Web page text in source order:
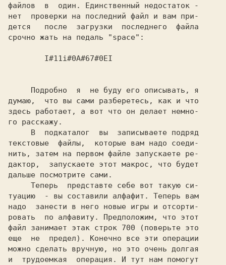
файлов  в  один. Единственный недостаток -
нет  проверки на последний файл и вам при-
дется   после  загрузки  последнего  файла
срочно жать на педаль "space":
I#11i#0A#67#0EI
думаю,  что вы сами разберетесь, как и что
здесь работает, а вот что он делает немно-
го расскажу.
текстовые  файлы,  которые вам надо соеди-
нить, затем на первом файле запускаете ре-
дактор,  запускаете этот макрос, что будет
дальше посмотрите сами.
туацию  - вы составили алфафит. Теперь вам
надо  занести в него новые игры и отсорти-
ровать  по алфавиту. Предположим, что этот
файл занимает этак строк 700 (поверьте это
еще  не  предел). Конечно все эти операции
можно сделать вручную, но это очень долгая
и  трудоемкая  операция. И тут нам помогут